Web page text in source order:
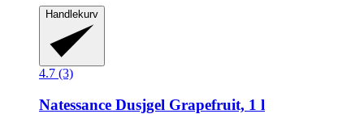
Handlekurv
4.7 (3)
Natessance Dusjgel Grapefruit, 1 l